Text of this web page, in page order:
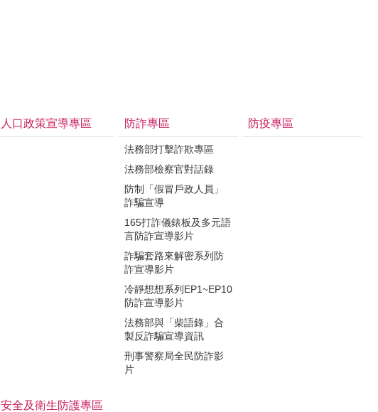
人口政策宣導專區 防詐專區
法務部打擊詐欺專區
法務部檢察官對話錄
防制「假冒戶政人員」
詐騙宣導
165打詐儀錶板及多元語
言防詐宣導影片
詐騙套路來解密系列防
詐宣導影片
冷靜想想系列EP1~EP10
防詐宣導影片
法務部與「柴語錄」合
製反詐騙宣導資訊
刑事警察局全民防詐影
片
防疫專區
安全及衛生防護專區